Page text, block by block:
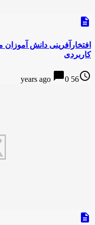
description
افتخارآفرینی دانش
کاربردی
access_time
56 years ago
chat_bubble0
description